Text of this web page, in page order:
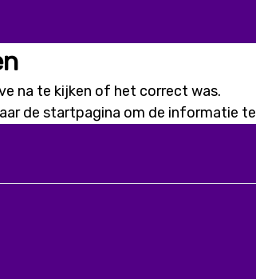
na te kijken of het correct was.
de startpagina om de informatie